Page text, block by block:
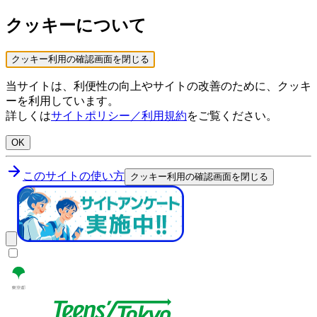
クッキーについて
クッキー利用の確認画面を閉じる
当サイトは、利便性の向上やサイトの改善のために、クッキ
ーを利用しています。
詳しくはサイトポリシー／利用規約をご覧ください。
OK
このサイトの使い方 クッキー利用の確認画面を閉じる